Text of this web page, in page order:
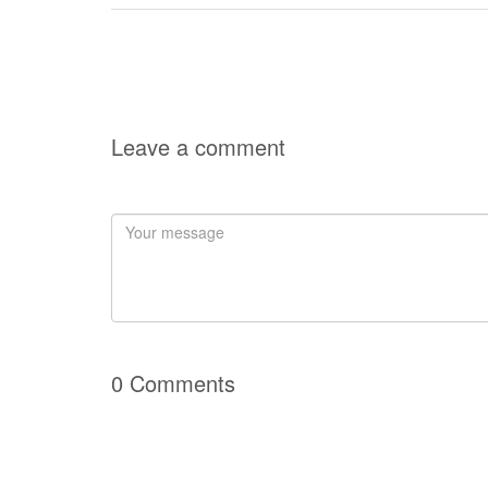
Leave a comment
0 Comments